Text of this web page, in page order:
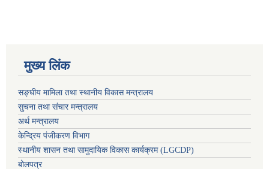
मुख्य लिंक
सङ्घीय मामिला तथा स्थानीय विकास मन्त्रालय
सुचना तथा संचार मन्त्रालय
अर्थ मन्त्रालय
केन्द्रिय पंजीकरण विभाग
स्थानीय शासन तथा सामुदायिक विकास कार्यक्रम (LGCDP)
बोलपत्र